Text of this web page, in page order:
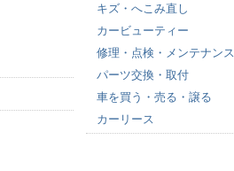
キズ・へこみ直し
カービューティー
修理・点検・メンテナンス
パーツ交換・取付
車を買う・売る・譲る
カーリース